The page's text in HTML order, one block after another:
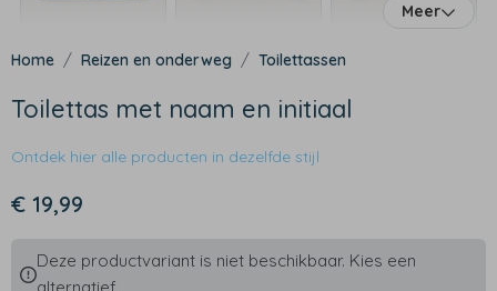
Meer
Reizen en onderweg Toilettassen
Toilettas met naam en initiaal
Ontdek hier alle producten in dezelfde stijl
€ 19,99
Deze productvariant is niet beschikbaar. Kies een